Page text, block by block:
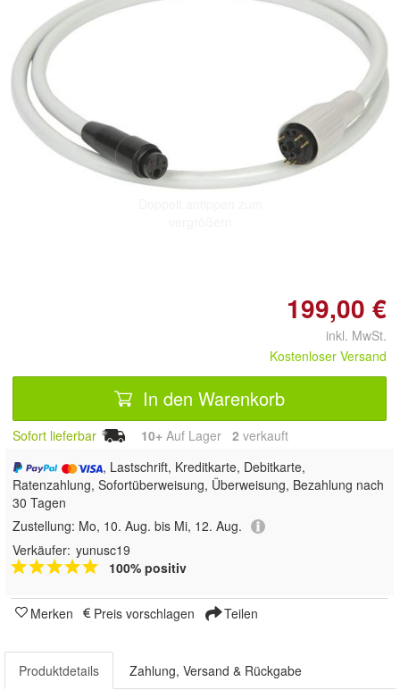
199,00 €
inkl. MwSt.
Kostenloser Versand
In den Warenkorb
Sofort lieferbar 10+ Auf Lager 2 verkauft
, Lastschrift, Kreditkarte, Debitkarte,
Ratenzahlung, Sofortüberweisung, Überweisung, Bezahlung nach
30 Tagen
Zustellung: Mo, 10. Aug. bis Mi, 12. Aug.
Verkäufer: yunusc19
100% positiv
Merken Preis vorschlagen Teilen
Produktdetails Zahlung, Versand & Rückgabe